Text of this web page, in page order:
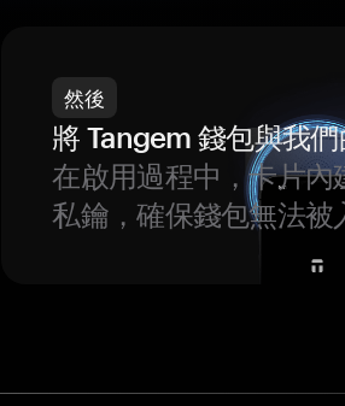
然後
將 Tangem 錢包與我
在啟用過程中，卡片內
私鑰，確保錢包無法被